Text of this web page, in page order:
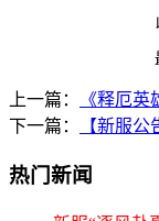
上一篇：
《释厄
下一篇：
【新服公
热门新闻